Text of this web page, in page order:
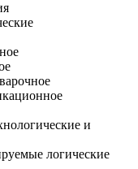
и
логические